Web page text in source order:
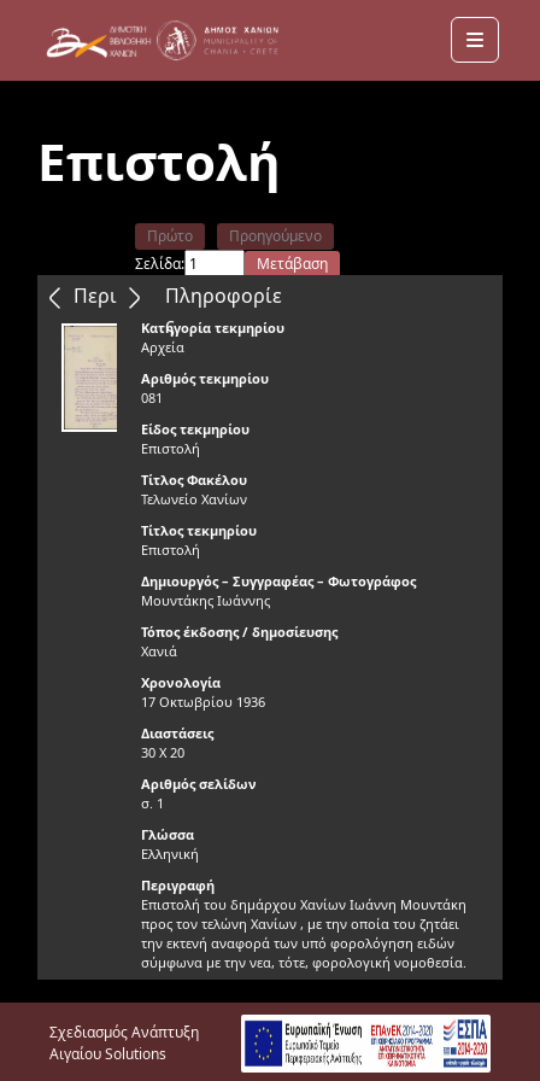
Menu
Επιστολή
Περιεχόμενα
Πρώτο
Προηγούμενο
Σελίδα:
Μετάβαση
Επόμενο
Τελευταίο
Πληροφορίε
ς
Κατηγορία τεκμηρίου
Αρχεία
Αριθμός τεκμηρίου
081
Είδος τεκμηρίου
Επιστολή
Τίτλος Φακέλου
Τελωνείο Χανίων
Τίτλος τεκμηρίου
Επιστολή
Δημιουργός – Συγγραφέας – Φωτογράφος
Μουντάκης Ιωάννης
Τόπος έκδοσης / δημοσίευσης
Χανιά
Χρονολογία
17 Οκτωβρίου 1936
Διαστάσεις
30 Χ 20
Αριθμός σελίδων
σ. 1
Γλώσσα
Ελληνική
Περιγραφή
Επιστολή του δημάρχου Χανίων Ιωάννη Μουντάκη
προς τον τελώνη Χανίων , με την οποία του ζητάει
την εκτενή αναφορά των υπό φορολόγηση ειδών
σύμφωνα με την νεα, τότε, φορολογική νομοθεσία.
Γνησιότητα τεκμηρίου
Γνήσιο
Φυσική κατάσταση τεκμηρίου
Σχεδιασμός Ανάπτυξη
Αιγαίου Solutions